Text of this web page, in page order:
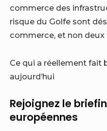
commerce des
risque du Golfe sont
commerce, et non
Ce qui a réellement fait
aujourd’hui
Rejoignez le
européennes